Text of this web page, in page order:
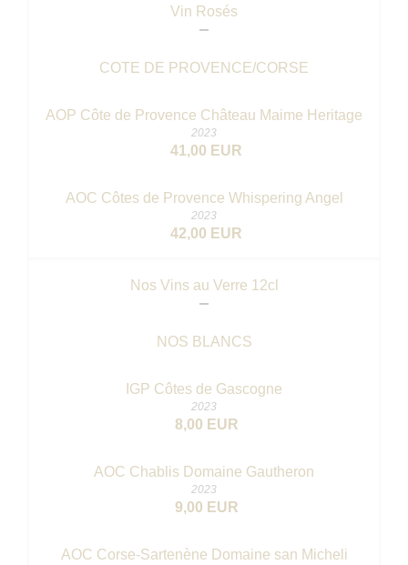
Vin Rosés
COTE DE PROVENCE/CORSE
AOP Côte de Provence Château Maime Heritage
2023
41,00 EUR
AOC Côtes de Provence Whispering Angel
2023
42,00 EUR
Nos Vins au Verre 12cl
NOS BLANCS
IGP Côtes de Gascogne
2023
8,00 EUR
AOC Chablis Domaine Gautheron
2023
9,00 EUR
AOC Corse-Sartenène Domaine san Micheli